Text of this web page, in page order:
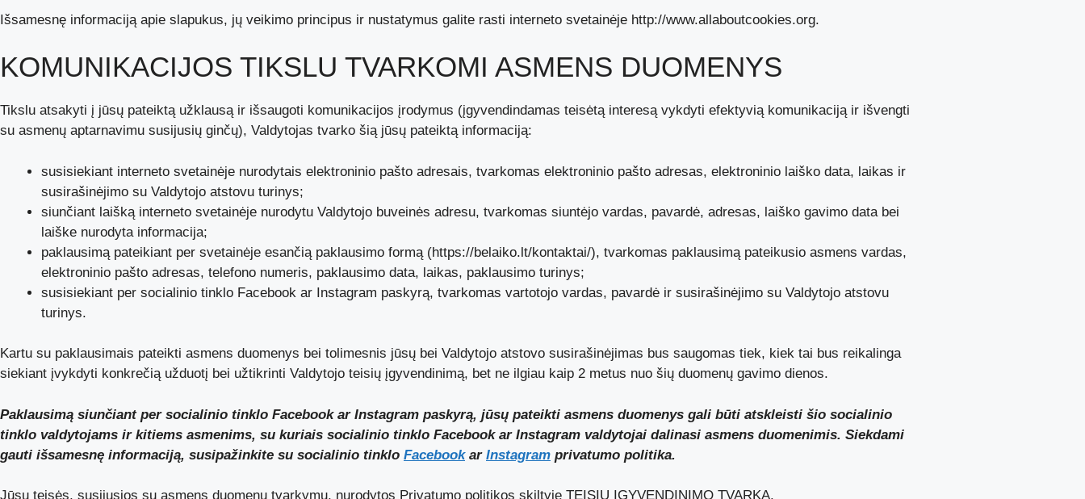
Išsamesnę informaciją apie slapukus, jų veikimo principus ir nustatymus galite rasti interneto svetainėje http://www.allaboutcookies.org.
KOMUNIKACIJOS TIKSLU TVARKOMI ASMENS DUOMENYS
Tikslu atsakyti į jūsų pateiktą užklausą ir išsaugoti komunikacijos įrodymus (įgyvendindamas teisėtą interesą vykdyti efektyvią komunikaciją ir išvengti
su asmenų aptarnavimu susijusių ginčų), Valdytojas tvarko šią jūsų pateiktą informaciją:
susisiekiant interneto svetainėje nurodytais elektroninio pašto adresais, tvarkomas elektroninio pašto adresas, elektroninio laiško data, laikas ir
susirašinėjimo su Valdytojo atstovu turinys;
siunčiant laišką interneto svetainėje nurodytu Valdytojo buveinės adresu, tvarkomas siuntėjo vardas, pavardė, adresas, laiško gavimo data bei
laiške nurodyta informacija;
paklausimą pateikiant per svetainėje esančią paklausimo formą (https://belaiko.lt/kontaktai/), tvarkomas paklausimą pateikusio asmens vardas,
elektroninio pašto adresas, telefono numeris, paklausimo data, laikas, paklausimo turinys;
susisiekiant per socialinio tinklo Facebook ar Instagram paskyrą, tvarkomas vartotojo vardas, pavardė ir susirašinėjimo su Valdytojo atstovu
turinys.
Kartu su paklausimais pateikti asmens duomenys bei tolimesnis jūsų bei Valdytojo atstovo susirašinėjimas bus saugomas tiek, kiek tai bus reikalinga
siekiant įvykdyti konkrečią užduotį bei užtikrinti Valdytojo teisių įgyvendinimą, bet ne ilgiau kaip 2 metus nuo šių duomenų gavimo dienos.
Paklausimą siunčiant per socialinio tinklo Facebook ar Instagram paskyrą, jūsų pateikti asmens duomenys gali būti atskleisti šio socialinio
tinklo valdytojams ir kitiems asmenims, su kuriais socialinio tinklo Facebook ar Instagram valdytojai dalinasi asmens duomenimis. Siekdami
gauti išsamesnę informaciją, susipažinkite su socialinio tinklo Facebookar Instagram privatumo politika.
Jūsų teisės, susijusios su asmens duomenų tvarkymu, nurodytos Privatumo politikos skiltyje TEISIŲ ĮGYVENDINIMO TVARKA.